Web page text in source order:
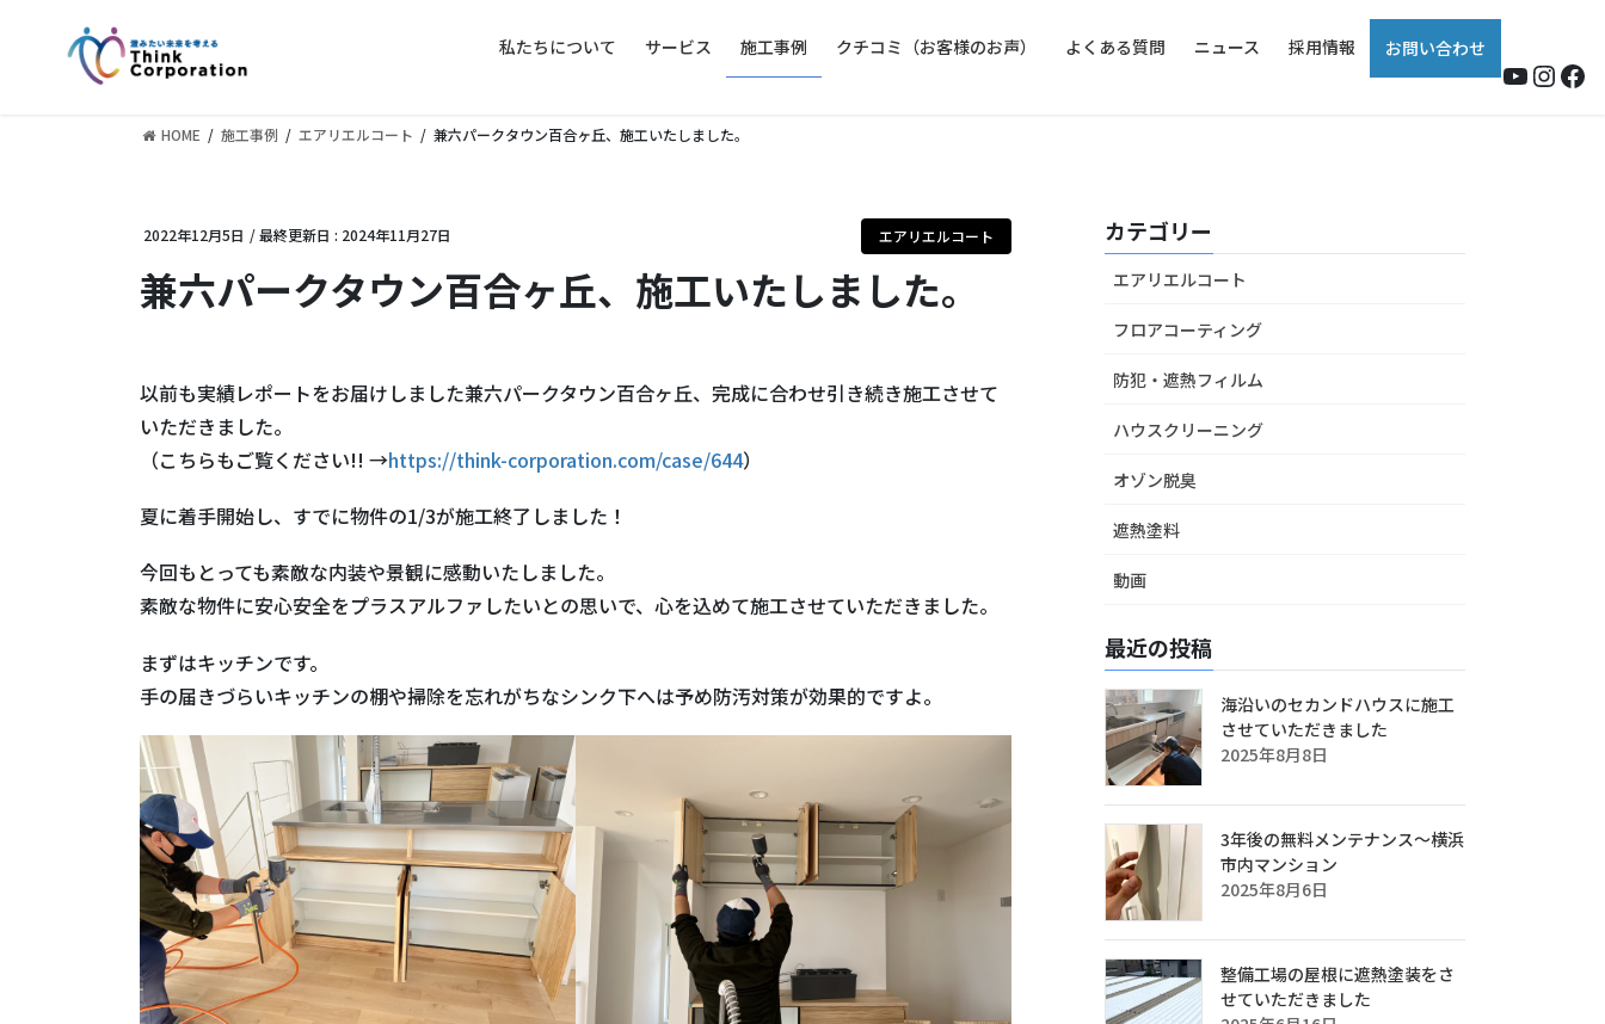
私たちについて サービス 施工事例 クチコミ（お客様のお声） よくある質問 ニュース 採用情報 お問い合わせ
HOME 施工事例 エアリエルコート 兼六パークタウン百合ヶ丘、施工いたしました。
2022年12月5日 / 最終更新日 : 2024年11月27日 エアリエルコート
兼六パークタウン百合ヶ丘、施工いたしました。
以前も実績レポートをお届けしました兼六パークタウン百合ヶ丘、完成に合わせ引き続き施工させて
いただきました。
（こちらもご覧ください!! →https://think-corporation.com/case/644）
夏に着手開始し、すでに物件の1/3が施工終了しました！
今回もとっても素敵な内装や景観に感動いたしました。
素敵な物件に安心安全をプラスアルファしたいとの思いで、心を込めて施工させていただきました。
まずはキッチンです。
手の届きづらいキッチンの棚や掃除を忘れがちなシンク下へは予め防汚対策が効果的ですよ。
カテゴリー
エアリエルコート
フロアコーティング
防犯・遮熱フィルム
ハウスクリーニング
オゾン脱臭
遮熱塗料
動画
最近の投稿
海沿いのセカンドハウスに施工
させていただきました
2025年8月8日
3年後の無料メンテナンス～横浜
市内マンション
2025年8月6日
整備工場の屋根に遮熱塗装をさ
せていただきました